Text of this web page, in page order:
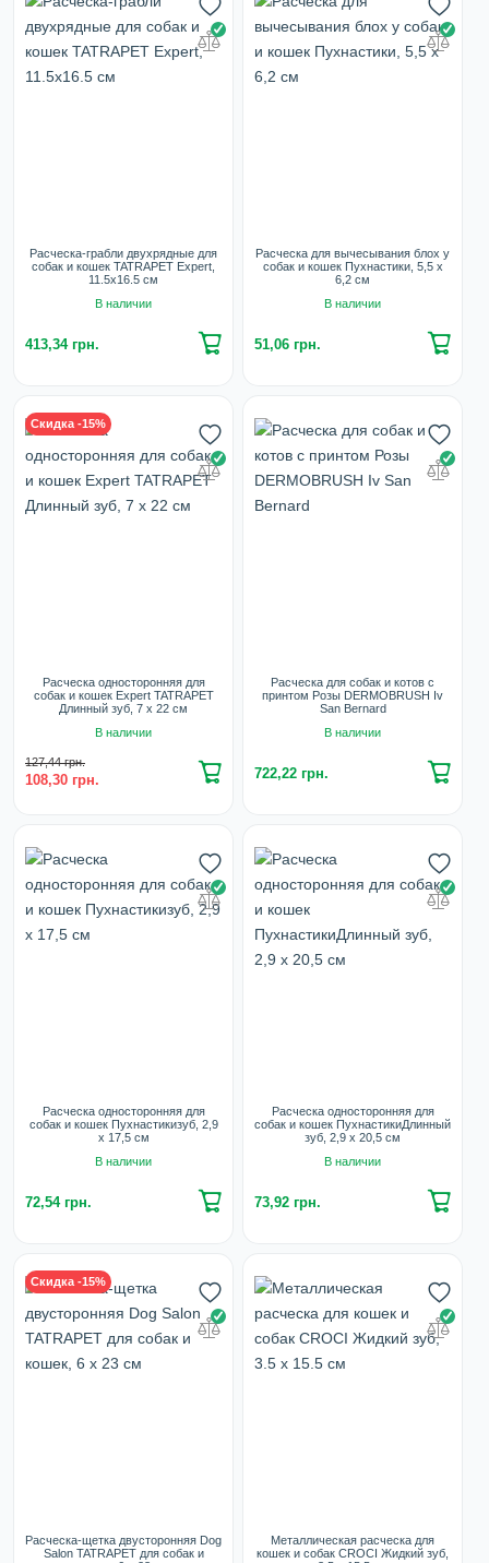
Расческа-грабли двухрядные для
собак и кошек TATRAPET Expert,
11.5х16.5 см
В наличии
413,34 грн.
Расческа для вычесывания блох у
собак и кошек Пухнастики, 5,5 х
6,2 см
В наличии
51,06 грн.
Скидка -15%
Расческа односторонняя для
собак и кошек Expert TATRAPET
Длинный зуб, 7 х 22 см
В наличии
127,44 грн.
108,30 грн.
Расческа для собак и котов с
принтом Розы DERMOBRUSH Iv
San Bernard
В наличии
722,22 грн.
Расческа односторонняя для
собак и кошек Пухнастикизуб, 2,9
х 17,5 см
В наличии
72,54 грн.
Расческа односторонняя для
собак и кошек ПухнастикиДлинный
зуб, 2,9 х 20,5 см
В наличии
73,92 грн.
Скидка -15%
Расческа-щетка двусторонняя Dog
Salon TATRAPET для собак и
Металлическая расческа для
кошек и собак CROCI Жидкий зуб,